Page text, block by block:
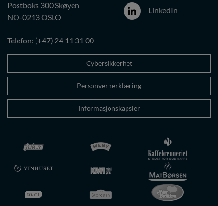
Postboks 300 Skøyen
NO-0213 OSLO
Telefon: (+47) 24 11 31 00
LinkedIn
Cybersikkerhet
Personvernerklæring
Informasjonskapsler